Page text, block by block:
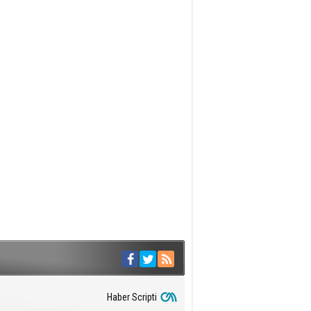
Haber Scripti